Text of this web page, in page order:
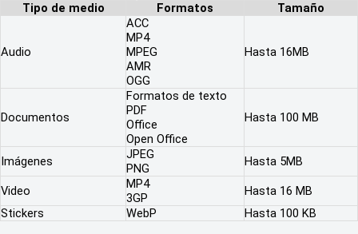
Tipo de medio Formatos Tamaño
Audio
ACC
MP4
MPEG
AMR
OGG
Hasta 16MB
Documentos
Formatos de texto
PDF
Office
Open Office
Hasta 100 MB
Imágenes
JPEG
PNG
Hasta 5MB
Video
MP4
3GP
Hasta 16 MB
Stickers
WebP Hasta 100 KB